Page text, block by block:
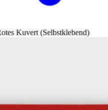
Kuvert (Selbstklebend)